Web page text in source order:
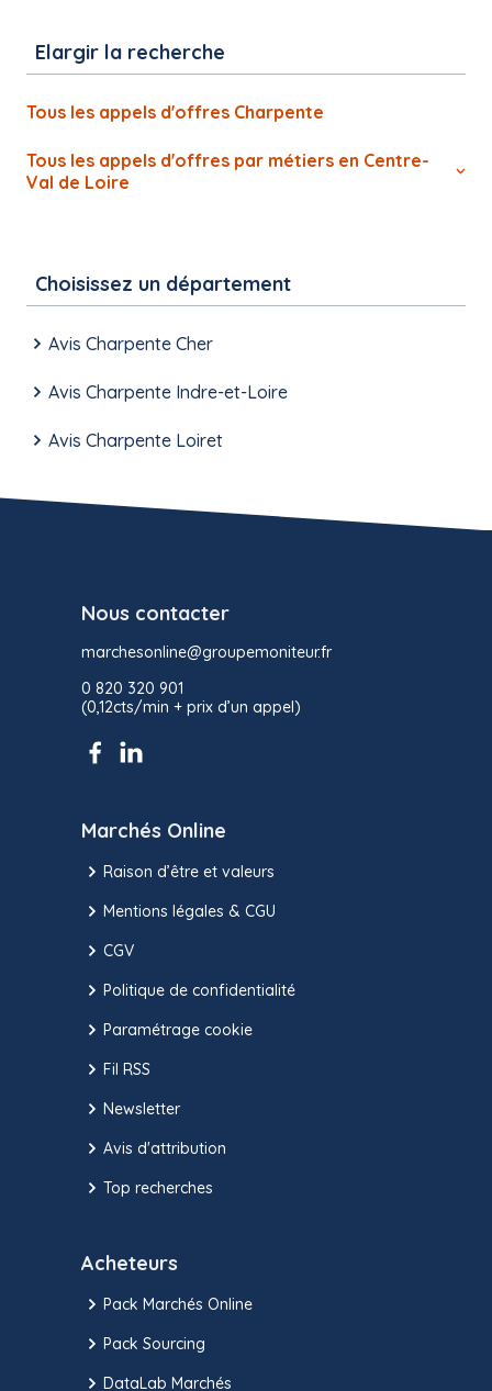
Elargir la recherche
Tous les appels d'offres Charpente
Tous les appels d'offres par métiers en Centre-
Val de Loire
Choisissez un département
Avis Charpente Cher
Avis Charpente Indre-et-Loire
Avis Charpente Loiret
Nous contacter
marchesonline@groupemoniteur.fr
0 820 320 901
(0,12cts/min + prix d’un appel)
Marchés Online
Raison d’être et valeurs
Mentions légales & CGU
CGV
Politique de confidentialité
Paramétrage cookie
Fil RSS
Newsletter
Avis d'attribution
Top recherches
Acheteurs
Pack Marchés Online
Pack Sourcing
DataLab Marchés